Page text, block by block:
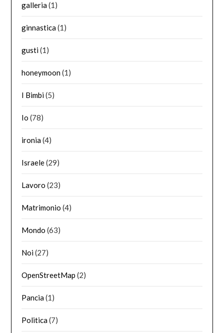
galleria(1)
ginnastica(1)
gusti(1)
honeymoon(1)
I Bimbi(5)
Io (78)
ironia(4)
Israele(29)
Lavoro (23)
Matrimonio (4)
Mondo (63)
Noi(27)
OpenStreetMap (2)
Pancia(1)
Politica(7)